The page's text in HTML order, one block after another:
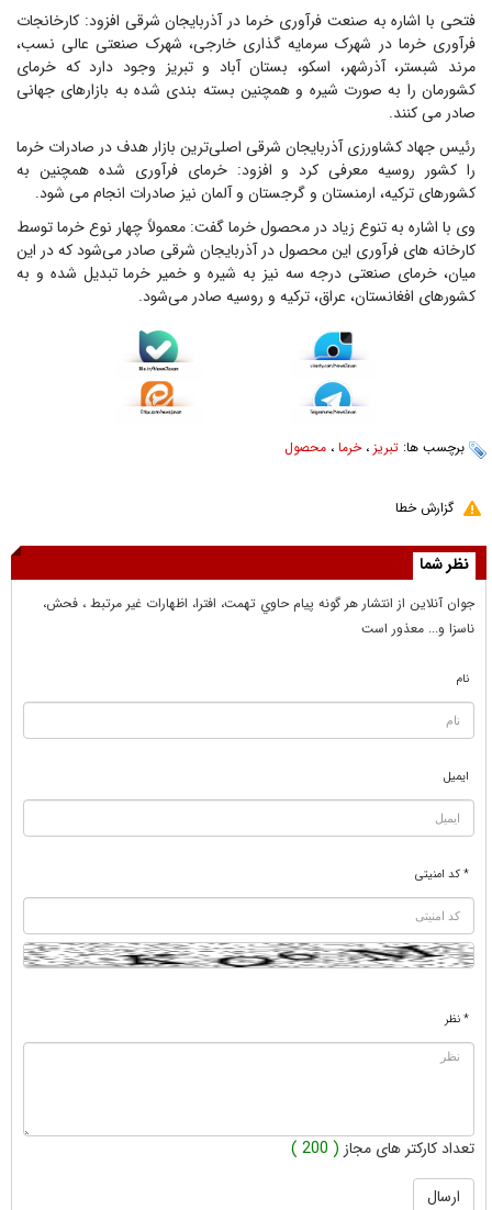
فتحی با اشاره به صنعت فرآوری خرما در آذربایجان شرقی افزود: کارخانجات
فرآوری خرما در شهرک سرمایه گذاری خارجی، شهرک صنعتی عالی نسب،
مرند شبستر، آذرشهر، اسکو، بستان آباد و تبریز وجود دارد که خرمای
کشورمان را به صورت شیره و همچنین بسته بندی شده به بازارهای جهانی
صادر می‌ کنند.
رئیس جهاد کشاورزی آذربایجان شرقی اصلی‌ترین بازار هدف در صادرات خرما
را کشور روسیه معرفی کرد و افزود: خرمای فرآوری شده همچنین به
کشورهای ترکیه، ارمنستان و گرجستان و آلمان نیز صادرات انجام می شود.
وی با اشاره به تنوع زیاد در محصول خرما گفت: معمولاً چهار نوع خرما توسط
کارخانه های فرآوری این محصول در آذربایجان شرقی صادر می‌شود که در این
میان، خرمای صنعتی درجه سه نیز به شیره و خمیر خرما تبدیل شده و به
کشورهای افغانستان، عراق، ترکیه و روسیه صادر می‌شود.
برچسب ها: تبریز ،خرما ، محصول
گزارش خطا
نظر شما
جوان آنلاين از انتشار هر گونه پيام حاوي تهمت، افترا، اظهارات غير مرتبط ، فحش،
ناسزا و... معذور است
نام
ایمیل
* کد امنیتی
* نظر
تعداد کارکتر های مجاز ( 200 )